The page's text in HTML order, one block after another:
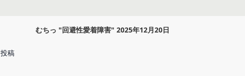
むちっ "回避性愛着障害" 2025年12月20日
投稿